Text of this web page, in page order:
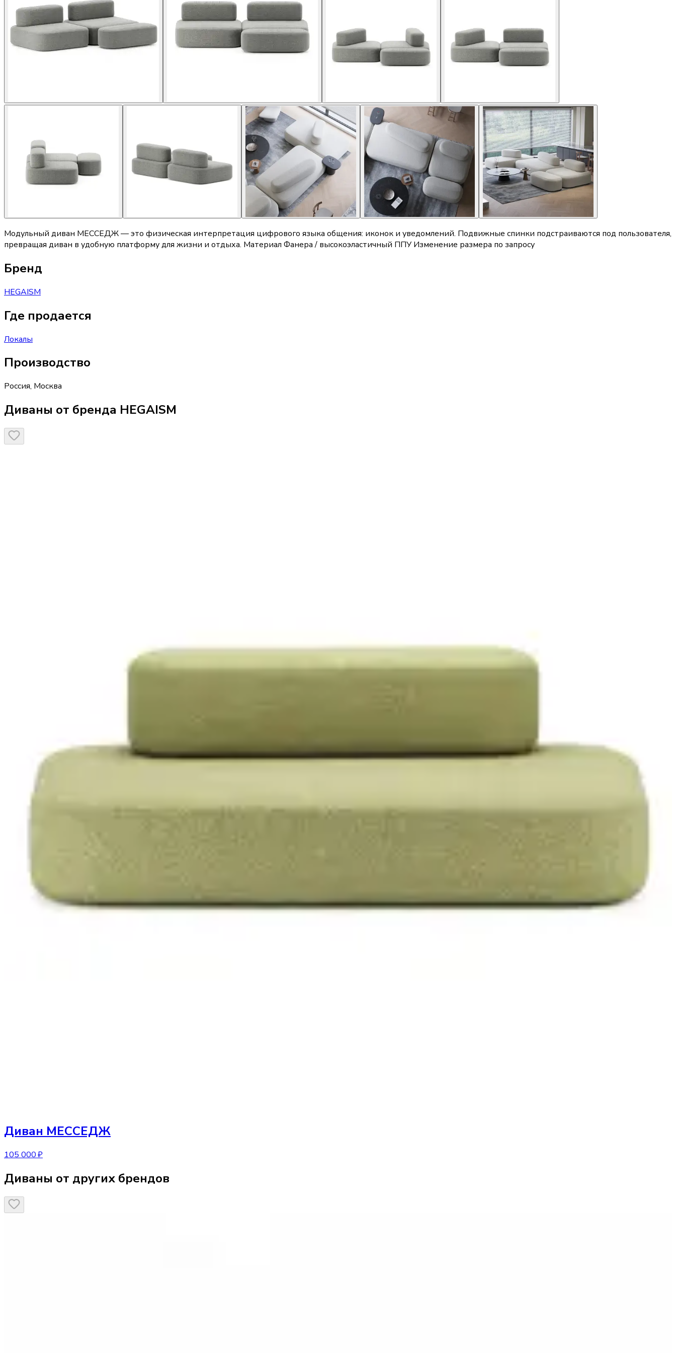
Модульный диван МЕССЕДЖ — это физическая интерпретация цифрового языка общения: иконок и уведомлений. Подвижные спинки подстраиваются под пользователя,
превращая диван в удобную платформу для жизни и отдыха. Материал Фанера / высокоэластичный ППУ Изменение размера по запросу
Бренд
HEGAISM
Где продается
Локалы
Производство
Россия, Москва
Диваны от бренда HEGAISM
Диван МЕССЕДЖ
105 000 ₽
Диваны от других брендов